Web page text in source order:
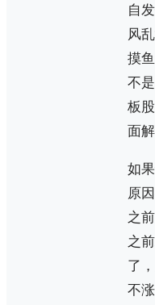
自
风
摸
不
板
面解
如
原
之
之
了
不